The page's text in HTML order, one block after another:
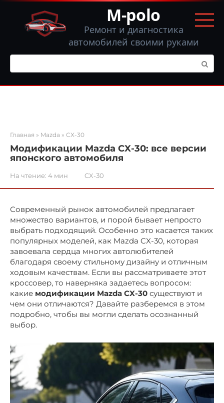
Перейти
контенту
M-polo
Ремонт и диагностика
автомобилей своими руками
Поиск:
Главная » Mazda » CX-30
Модификации Mazda CX-30: все версии
японского автомобиля
На чтение: 4 мин CX-30
Современный рынок автомобилей предлагает
множество вариантов, и порой бывает непросто
выбрать подходящий. Особенно это касается таких
популярных моделей, как Mazda CX-30, которая
завоевала сердца многих автолюбителей
благодаря своему стильному дизайну и отличным
ходовым качествам. Если вы рассматриваете этот
кроссовер, то наверняка задаетесь вопросом:
какие модификации Mazda CX-30 существуют и
чем они отличаются? Давайте разберемся в этом
подробно, чтобы вы могли сделать осознанный
выбор.